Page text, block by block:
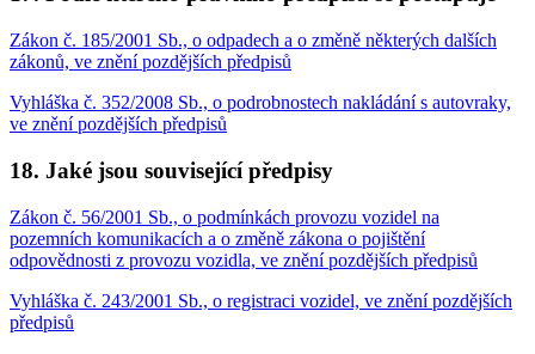
Zákon č. 185/2001 Sb., o odpadech a o změně některých dalších
zákonů, ve znění pozdějších předpisů
Vyhláška č. 352/2008 Sb., o podrobnostech nakládání s autovraky,
ve znění pozdějších předpisů
18. Jaké jsou související předpisy
Zákon č. 56/2001 Sb., o podmínkách provozu vozidel na
pozemních komunikacích a o změně zákona o pojištění
odpovědnosti z provozu vozidla, ve znění pozdějších předpisů
Vyhláška č. 243/2001 Sb., o registraci vozidel, ve znění pozdějších
předpisů